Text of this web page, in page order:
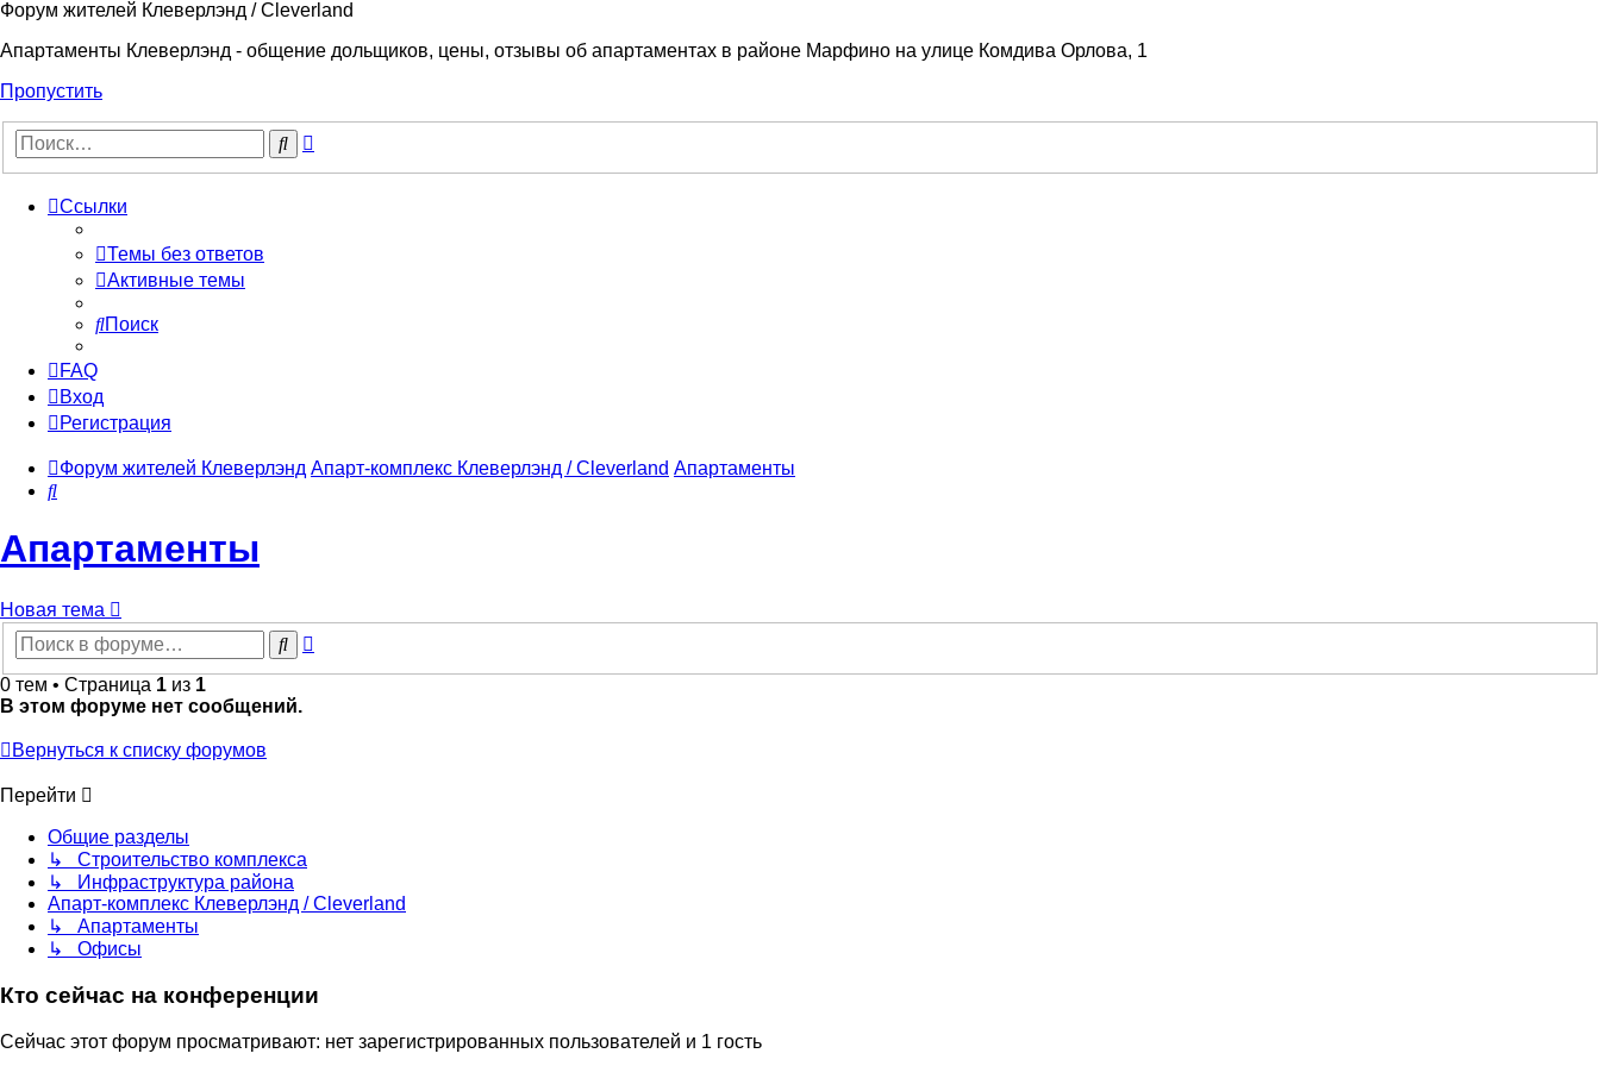
Форум жителей Клеверлэнд / Cleverland
Апартаменты Клеверлэнд - общение дольщиков, цены, отзывы об апартаментах в районе Марфино на улице Комдива Орлова, 1
Пропустить
Поиск
Ссылки
Темы без ответов
Активные темы
Поиск
FAQ
Вход
Регистрация
Форум жителей Клеверлэнд Апарт-комплекс Клеверлэнд / Cleverland Апартаменты
Поиск
Апартаменты
Новая тема
Поиск
0 тем • Страница 1 из 1
В этом форуме нет сообщений.
Вернуться к списку форумов
Перейти
Общие разделы
↳ Строительство комплекса
↳ Инфраструктура района
Апарт-комплекс Клеверлэнд / Cleverland
↳ Апартаменты
↳ Офисы
Кто сейчас на конференции
Сейчас этот форум просматривают: нет зарегистрированных пользователей и 1 гость